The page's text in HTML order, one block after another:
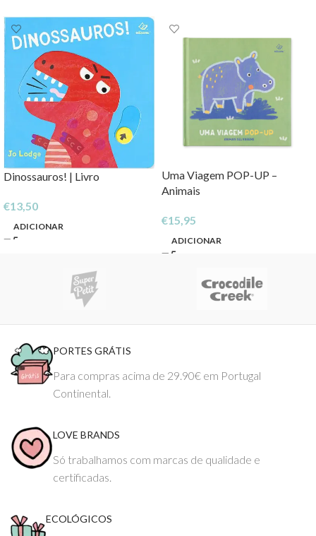
Dinossauros! | Livro
€13,50
ADICIONAR
Uma Viagem POP-UP –
Animais
€15,95
ADICIONAR
PORTES GRÁTIS
Para compras acima de 29.90€ em Portugal
Continental.
LOVE BRANDS
Só trabalhamos com marcas de qualidade e
certificadas.
ECOLÓGICOS